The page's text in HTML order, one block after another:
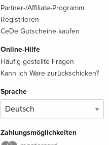
Partner-/Affiliate-Programm
Registrieren
CeDe Gutscheine kaufen
Online-Hilfe
Häufig gestellte Fragen
Kann ich Ware zurückschicken?
Sprache
Zahlungsmöglichkeiten